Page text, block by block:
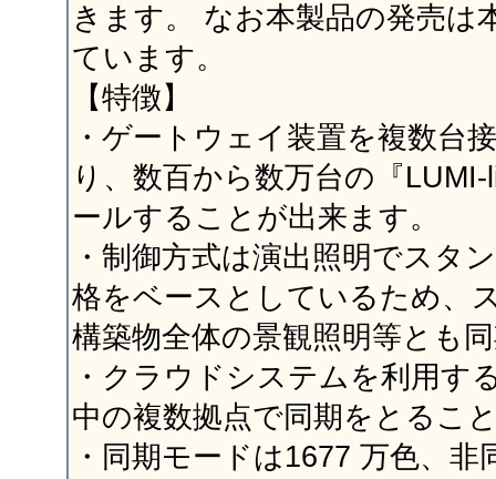
きます。 なお本製品の発売は
ています。
【特徴】
・ゲートウェイ装置を複数台
り、数百から数万台の『
ールすることが出来ます。
・制御方式は演出照明でスタ
格をベースとしているため、
構築物全体の景観照明等とも
・クラウドシステムを利用す
中の複数拠点で同期をとるこ
・同期モードは1677 万色、